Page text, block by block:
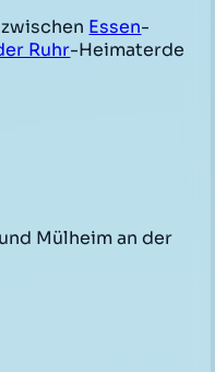
zwischen Essen-
Ruhr-Heimaterde
Mülheim an der